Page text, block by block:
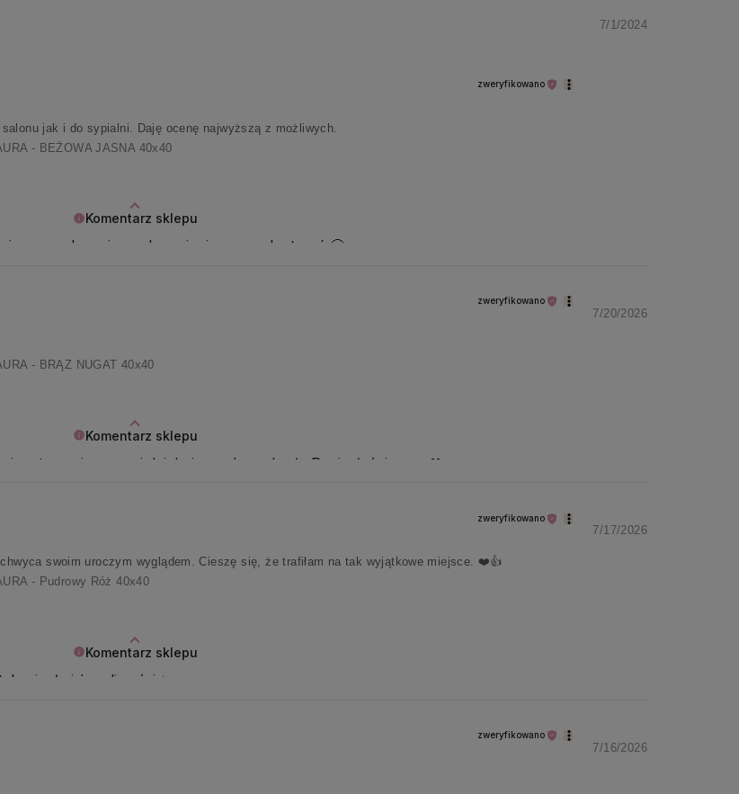
Komentarz sklepu
serdecznie za docenienie naszych starań 🤗
zweryfikowano
jak i do sypialni. Daję ocenę najwyższą z możliwych.
- BEŻOWA JASNA 40x40
7/1/2024
Komentarz sklepu
z tego cieszymy i dziękujemy, że wybrała Pani właśnie nas 🫶
zweryfikowano
- BRĄZ NUGAT 40x40
7/20/2026
Komentarz sklepu
ciepła i życzliwości ✨
zweryfikowano
swoim uroczym wyglądem. Cieszę się, że trafiłam na tak wyjątkowe miejsce. ❤️👍️
- Pudrowy Róż 40x40
7/17/2026
zweryfikowano
7/16/2026